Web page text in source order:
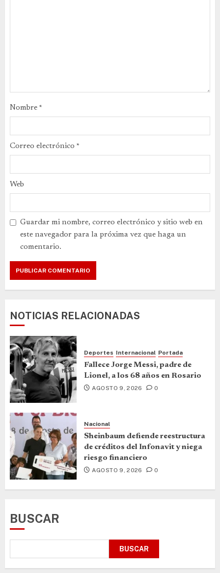
Nombre *
Correo electrónico *
Web
Guardar mi nombre, correo electrónico y sitio web en
este navegador para la próxima vez que haga un
comentario.
NOTICIAS RELACIONADAS
Deportes Internacional Portada
Fallece Jorge Messi, padre de
Lionel, a los 68 años en Rosario
AGOSTO 9, 2026 0
Nacional
Sheinbaum defiende reestructura
de créditos del Infonavit y niega
riesgo financiero
AGOSTO 9, 2026 0
BUSCAR
BUSCAR